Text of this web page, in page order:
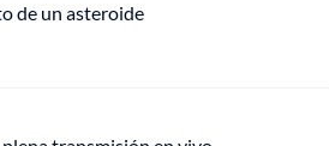
de un asteroide